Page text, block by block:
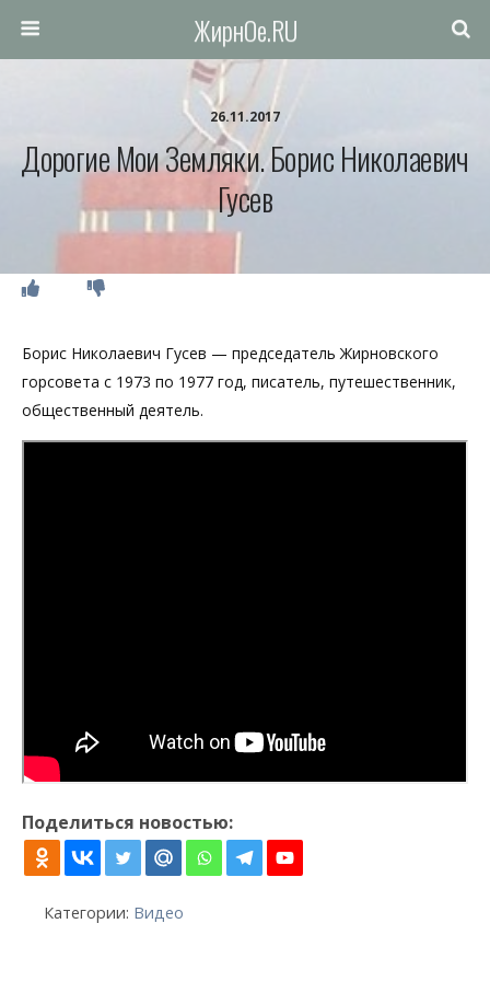
ЖирнОе.RU
26.11.2017
Дорогие Мои Земляки. Борис Николаевич
Гусев
Борис Николаевич Гусев — председатель Жирновского
горсовета с 1973 по 1977 год, писатель, путешественник,
общественный деятель.
Поделиться новостью:
Категории: Видео